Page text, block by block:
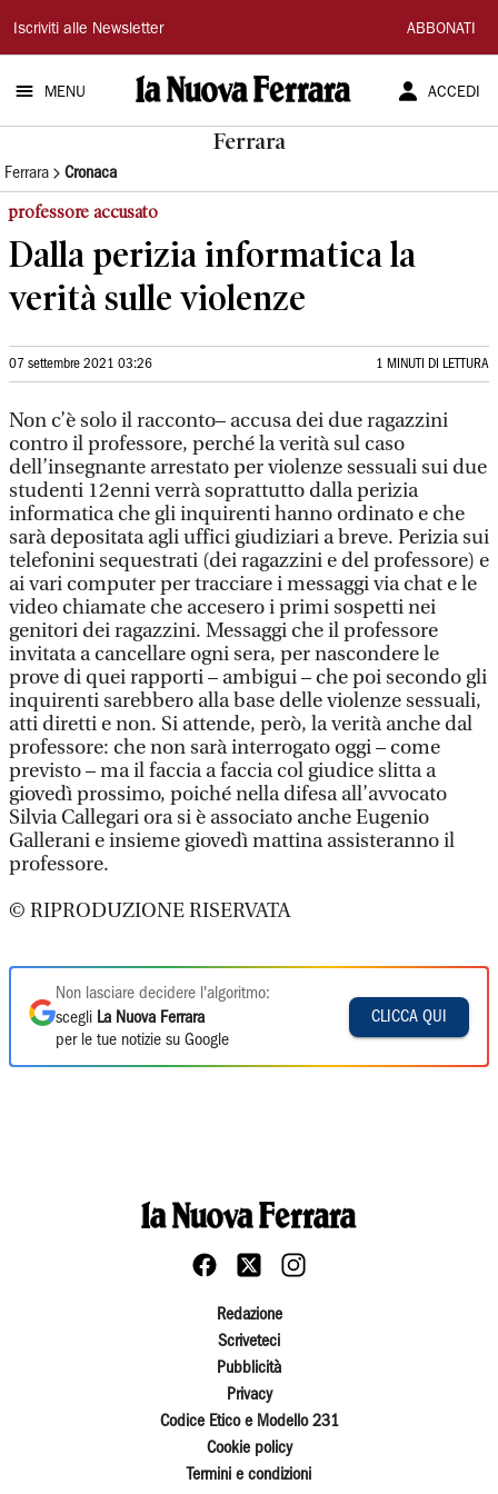
La
Nuova
Ferrara
Iscriviti alle Newsletter ABBONATI
MENU ACCEDI
Ferrara
Ferrara Cronaca
professore accusato
Dalla perizia informatica la
verità sulle violenze
07 settembre 2021 03:26 1 MINUTI DI LETTURA
Non c’è solo il racconto– accusa dei due ragazzini
contro il professore, perché la verità sul caso
dell’insegnante arrestato per violenze sessuali sui due
studenti 12enni verrà soprattutto dalla perizia
informatica che gli inquirenti hanno ordinato e che
sarà depositata agli uffici giudiziari a breve. Perizia sui
telefonini sequestrati (dei ragazzini e del professore) e
ai vari computer per tracciare i messaggi via chat e le
video chiamate che accesero i primi sospetti nei
genitori dei ragazzini. Messaggi che il professore
invitata a cancellare ogni sera, per nascondere le
prove di quei rapporti – ambigui – che poi secondo gli
inquirenti sarebbero alla base delle violenze sessuali,
atti diretti e non. Si attende, però, la verità anche dal
professore: che non sarà interrogato oggi – come
previsto – ma il faccia a faccia col giudice slitta a
giovedì prossimo, poiché nella difesa all’avvocato
Silvia Callegari ora si è associato anche Eugenio
Gallerani e insieme giovedì mattina assisteranno il
professore.
© RIPRODUZIONE RISERVATA
Non lasciare decidere l'algoritmo:
scegli La Nuova Ferrara
per le tue notizie su Google
CLICCA QUI
Redazione
Scriveteci
Pubblicità
Privacy
Codice Etico e Modello 231
Cookie policy
Termini e condizioni